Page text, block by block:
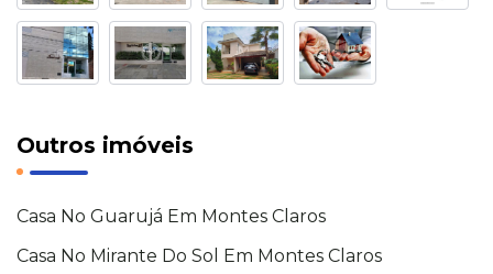
Outros imóveis
Casa No Guarujá Em Montes Claros
Casa No Mirante Do Sol Em Montes Claros